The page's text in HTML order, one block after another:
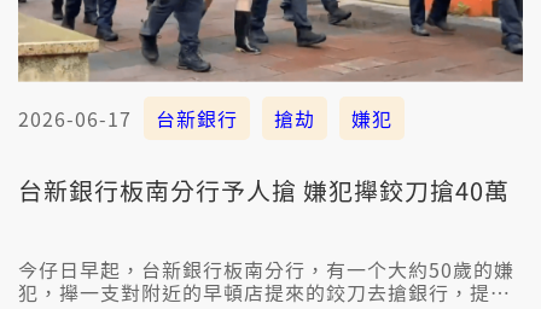
2026-06-17 台新銀行 搶劫 嫌犯
台新銀行板南分行予人搶 嫌犯攑鉸刀搶40萬
今仔日早起，台新銀行板南分行，有一个大約50歲的嫌
犯，攑一支對附近的早頓店提來的鉸刀去搶銀行，提走